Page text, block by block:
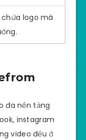
logo mà
đa nền tảng
instagram
video đều ở